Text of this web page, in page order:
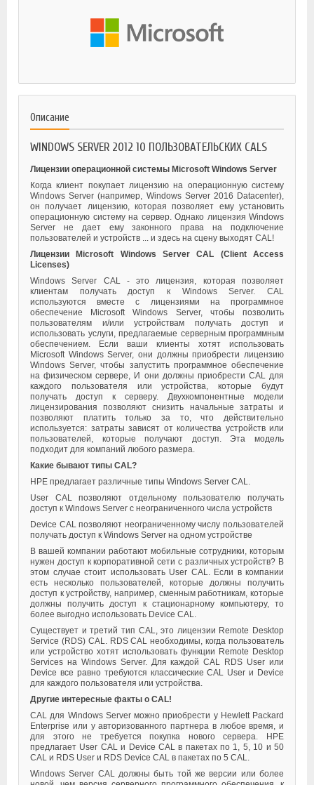
Описание
WINDOWS SERVER 2012 10 ПОЛЬЗОВАТЕЛЬСКИХ CALS
Лицензии операционной системы Microsoft Windows Server
Когда клиент покупает лицензию на операционную систему
Windows Server (например, Windows Server 2016 Datacenter),
он получает лицензию, которая позволяет ему установить
операционную систему на сервер. Однако лицензия Windows
Server не дает ему законного права на подключение
пользователей и устройств ... и здесь на сцену выходят CAL!
Лицензии Microsoft Windows Server CAL (Client Access
Licenses)
Windows Server CAL - это лицензия, которая позволяет
клиентам получать доступ к Windows Server. CAL
используются вместе с лицензиями на программное
обеспечение Microsoft Windows Server, чтобы позволить
пользователям и/или устройствам получать доступ и
использовать услуги, предлагаемые серверным программным
обеспечением. Если ваши клиенты хотят использовать
Microsoft Windows Server, они должны приобрести лицензию
Windows Server, чтобы запустить программное обеспечение
на физическом сервере, И они должны приобрести CAL для
каждого пользователя или устройства, которые будут
получать доступ к серверу. Двухкомпонентные модели
лицензирования позволяют снизить начальные затраты и
позволяют платить только за то, что действительно
используется: затраты зависят от количества устройств или
пользователей, которые получают доступ. Эта модель
подходит для компаний любого размера.
Какие бывают типы CAL?
HPE предлагает различные типы Windows Server CAL.
User CAL позволяют отдельному пользователю получать
доступ к Windows Server с неограниченного числа устройств
Device CAL позволяют неограниченному числу пользователей
получать доступ к Windows Server на одном устройстве
В вашей компании работают мобильные сотрудники, которым
нужен доступ к корпоративной сети с различных устройств? В
этом случае стоит использовать User CAL. Если в компании
есть несколько пользователей, которые должны получить
доступ к устройству, например, сменным работникам, которые
должны получить доступ к стационарному компьютеру, то
более выгодно использовать Device CAL.
Существует и третий тип CAL, это лицензии Remote Desktop
Service (RDS) CAL. RDS CAL необходимы, когда пользователь
или устройство хотят использовать функции Remote Desktop
Services на Windows Server. Для каждой CAL RDS User или
Device все равно требуются классические CAL User и Device
для каждого пользователя или устройства.
Другие интересные факты о CAL!
CAL для Windows Server можно приобрести у Hewlett Packard
Enterprise или у авторизованного партнера в любое время, и
для этого не требуется покупка нового сервера. HPE
предлагает User CAL и Device CAL в пакетах по 1, 5, 10 и 50
CAL и RDS User и RDS Device CAL в пакетах по 5 CAL.
Windows Server CAL должны быть той же версии или более